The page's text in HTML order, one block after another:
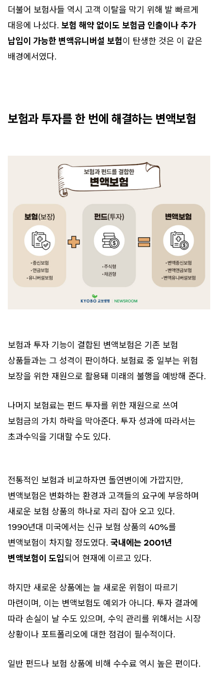
더불어 보험사들 역시 고객 이탈을 막기 위해 발 빠르게
대응에 나섰다. 보험 해약 없이도 보험금 인출이나 추가
납입이 가능한 변액유니버설 보험이 탄생한 것은 이 같은
배경에서였다.
보험과 투자를 한 번에 해결하는 변액보험
보험과 투자 기능이 결합된 변액보험은 기존 보험
상품들과는 그 성격이 판이하다. 보험료 중 일부는 위험
보장을 위한 재원으로 활용돼 미래의 불행을 예방해 준다.
나머지 보험료는 펀드 투자를 위한 재원으로 쓰여
보험금의 가치 하락을 막아준다. 투자 성과에 따라서는
초과수익을 기대할 수도 있다.
전통적인 보험과 비교하자면 돌연변이에 가깝지만,
변액보험은 변화하는 환경과 고객들의 요구에 부응하며
새로운 보험 상품의 하나로 자리 잡아 오고 있다.
1990년대 미국에서는 신규 보험 상품의 40%를
변액보험이 차지할 정도였다. 국내에는 2001년
변액보험이 도입되어 현재에 이르고 있다.
하지만 새로운 상품에는 늘 새로운 위험이 따르기
마련이며, 이는 변액보험도 예외가 아니다. 투자 결과에
따라 손실이 날 수도 있으며, 수익 관리를 위해서는 시장
상황이나 포트폴리오에 대한 점검이 필수적이다.
일반 펀드나 보험 상품에 비해 수수료 역시 높은 편이다.